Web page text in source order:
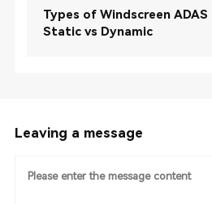
Types of Windscreen
Static vs Dynamic
Leaving a message